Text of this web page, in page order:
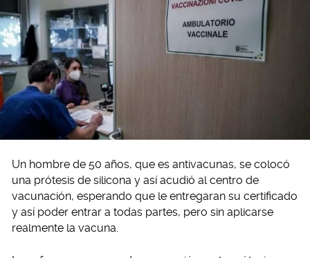
Un hombre de 50 años, que es antivacunas, se colocó
una prótesis de silicona y así acudió al centro de
vacunación, esperando que le entregaran su certificado
y así poder entrar a todas partes, pero sin aplicarse
realmente la vacuna.